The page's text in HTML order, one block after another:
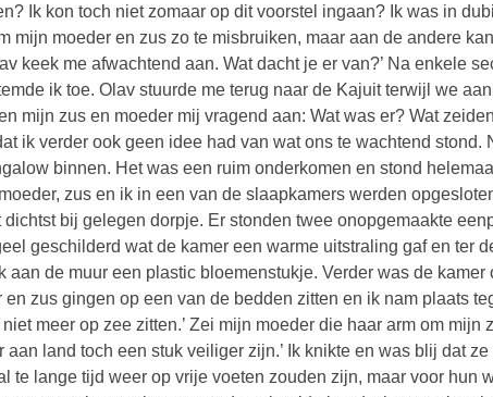
Ik kon toch niet zomaar op dit voorstel ingaan? Ik was in
mijn moeder en zus zo te misbruiken, maar aan de andere
keek me afwachtend aan. Wat dacht je er van?’ Na enkele
ik toe. Olav stuurde me terug naar de Kajuit terwijl we
mijn zus en moeder mij vragend aan: Wat was er? Wat
ik verder ook geen idee had van wat ons te wachtend stond.
binnen. Het was een ruim onderkomen en stond
zus en ik in een van de slaapkamers werden
dichtst bij gelegen dorpje. Er stonden twee onopgemaakte
geschilderd wat de kamer een warme uitstraling gaf en ter
aan de muur een plastic bloemenstukje. Verder was de
en zus gingen op een van de bedden zitten en ik nam plaats
meer op zee zitten.’ Zei mijn moeder die haar arm om
aan land toch een stuk veiliger zijn.’ Ik knikte en was blij dat
te lange tijd weer op vrije voeten zouden zijn, maar voor hun